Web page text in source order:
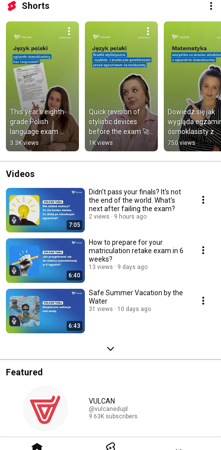
Shorts
This year's eighth-
grade Polish
language exam
paper - first opinions!
💥 #E8
#polishlanguage
3.3K views
Quick revision of
stylistic devices
before the exam 🚀
#E8
#egzaminósmoklasi
sty #CKE
1K views
Dowiedz się jak
wygląda
ósmoklasisty z
matematyki 🚀
#matematyka
750 views
Videos
7:05
Didn't pass your finals? It's not
the end of the world. What's
next after failing the exam?
2 views 9 hours ago
6:40
How to prepare for your
matriculation retake exam in 6
weeks?
13 views 9 days ago
6:43
Safe Summer Vacation by the
Water
31 views 10 days ago
Featured
VULCAN
@vulcanedupl
9.63K subscribers